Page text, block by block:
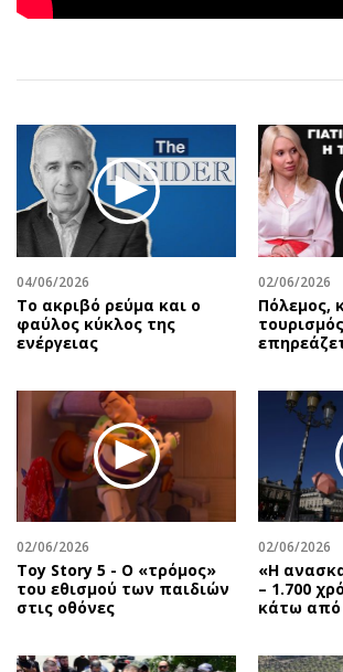
Αθλητισμός
Ελλάδα
Κληρώσεις Allwyn
Οικονομική
Οικονομία
Real Estate
Επιχειρήσεις
Αγορές
Money Review
Trends
Ενέργεια
Ναυτιλία
Περιβάλλον
Κόσμος
Παράξενα
Σινεμά
Geek
Κινητά-
Πολιτική
Γενικά
Good Life
Γυναίκα
Showbiz
Ταξίδια
Έξοδος
Media
Wine
04/06/2026
Το ακριβό ρεύμα και ο
φαύλος κύκλος της
ενέργειας
02/06/2026
Πόλεμος,
02/06/2026
Toy Story 5 - O «τρόμος»
του εθισμού των παιδιών
στις οθόνες
02/06/2026
«Η
– 1.700
κάτω